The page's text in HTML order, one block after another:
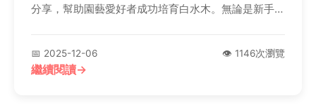
分享，幫助園藝愛好者成功培育白水木。無論是新手還
📅 2025-12-06 👁️ 1146次瀏覽
繼續閱讀